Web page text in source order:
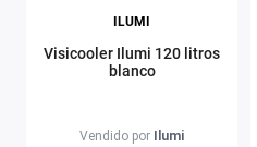
ILUMI
Visicooler Ilumi 120 litros
blanco
Vendido por Ilumi